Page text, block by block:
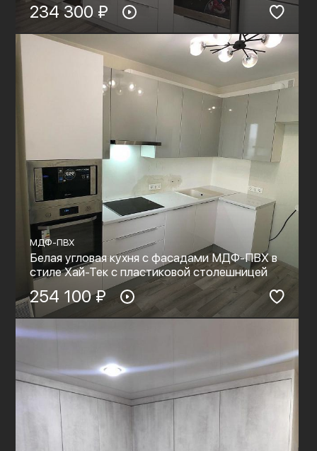
234 300 ₽
МДФ-ПВХ
Белая угловая кухня с фасадами МДФ-ПВХ в
стиле Хай-Тек с пластиковой столешницей
254 100 ₽